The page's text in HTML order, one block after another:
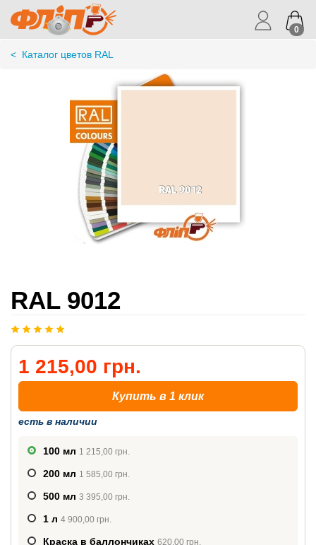
0
< Каталог цветов RAL
RAL 9012
1 215,00 грн.
Купить в 1 клик
есть в наличии
100 мл 1 215,00 грн.
200 мл 1 585,00 грн.
500 мл 3 395,00 грн.
1 л 4 900,00 грн.
Краска в баллончиках 620,00 грн.